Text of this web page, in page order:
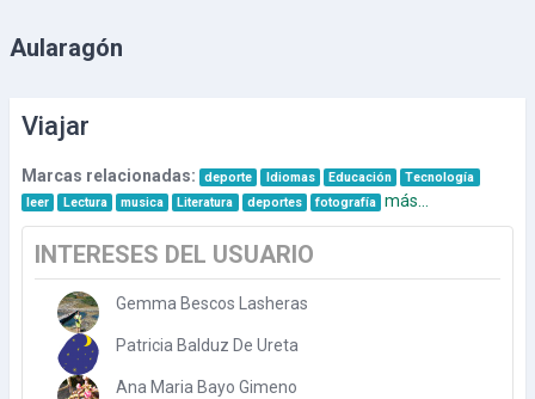
Aularagón
Viajar
Marcas relacionadas: deporte Idiomas Educación
Tecnología
leer
Lectura musica Literatura deportes fotografía más...
INTERESES DEL USUARIO
Gemma Bescos Lasheras
Patricia Balduz De Ureta
Ana Maria Bayo Gimeno